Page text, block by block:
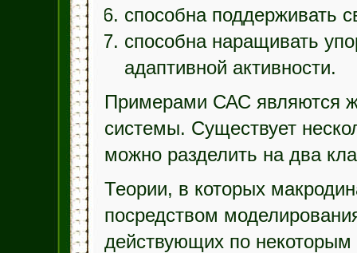
способна поддерживать
способна наращивать
адаптивной активности.
Примерами САС являются
системы. Существует
можно разделить на два
Теории, в которых
посредством
действующих по